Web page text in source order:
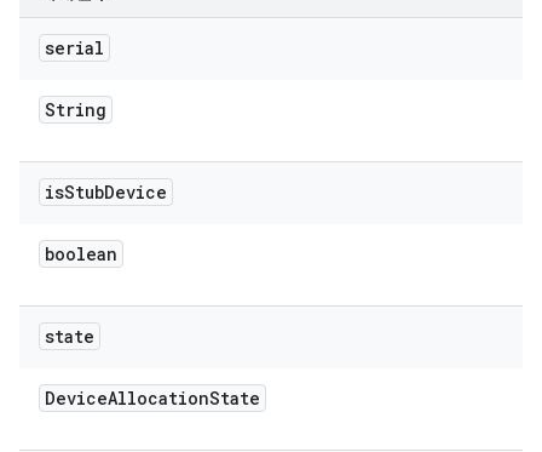
serial
String
isStubDevice
boolean
state
DeviceAllocationState